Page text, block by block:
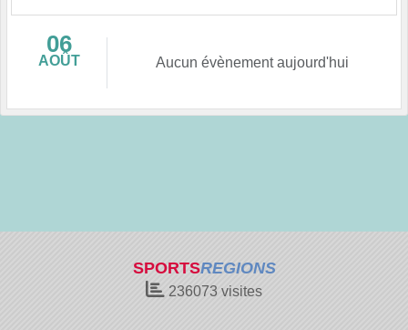
06
AOÛT Aucun évènement aujourd'hui
SPORTSREGIONS
236073 visites